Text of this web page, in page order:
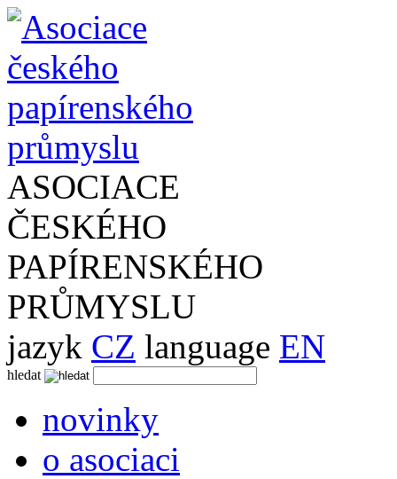
ASOCIACE
ČESKÉHO
PAPÍRENSKÉHO
PRŮMYSLU
jazyk CZ language EN
hledat
novinky
o asociaci